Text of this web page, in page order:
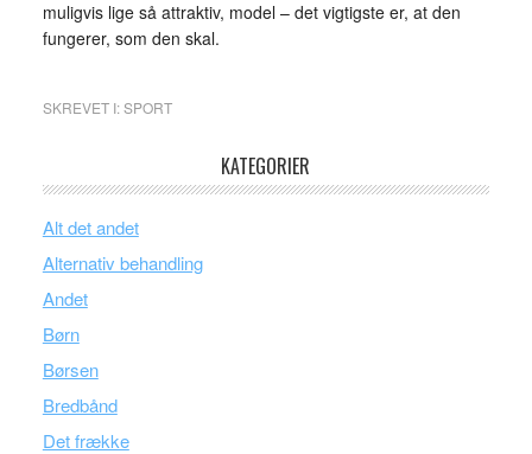
muligvis lige så attraktiv, model – det vigtigste er, at den
fungerer, som den skal.
SKREVET I:SPORT
KATEGORIER
Alt det andet
Alternativ behandling
Andet
Børn
Børsen
Bredbånd
Det frække